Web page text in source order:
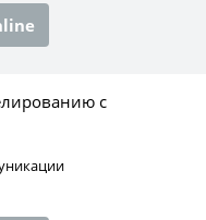
с